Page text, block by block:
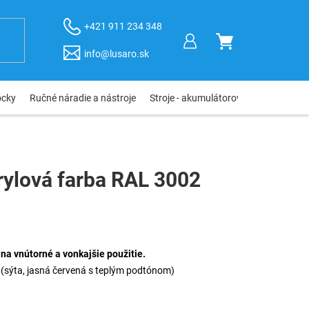
+421 911 234 348
info@lusaro.sk
NÁKUPNÝ
Ručné náradie a nástroje Stroje - akumulátorové, elektro,
vnútorné a vonkajšie použitie.
jasná červená s teplým podtónom)
farba RAL 3002